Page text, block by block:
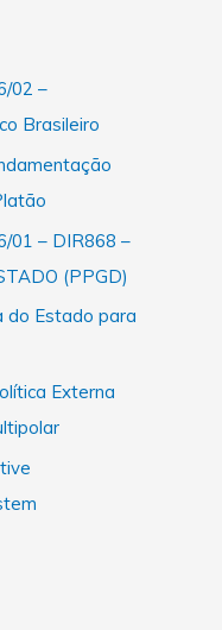
02 –
Brasileiro
01 – DIR868 –
(PPGD)
do Estado para
Externa